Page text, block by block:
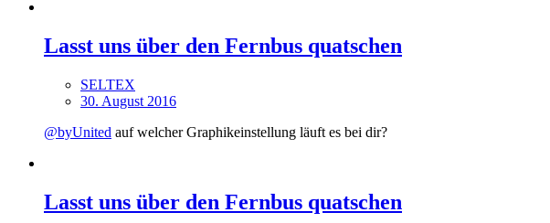
Lasst uns über den Fernbus quatschen
SELTEX
30. August 2016
@byUnited auf welcher Graphikeinstellung läuft es bei dir?
Lasst uns über den Fernbus quatschen